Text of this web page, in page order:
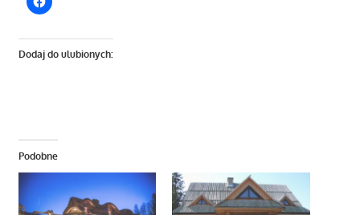
Dodaj do ulubionych:
Podobne